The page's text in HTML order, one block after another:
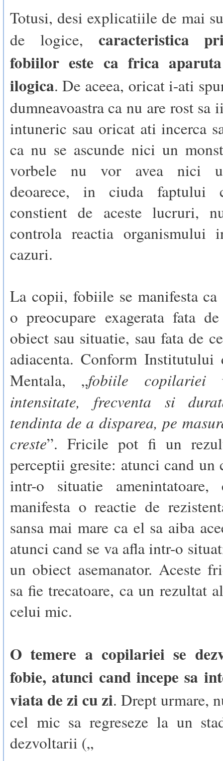
Totusi, desi explicatiile de mai
de logice, caracteristica
fobiilor este ca frica
ilogica. De aceea, oricat i-ati
dumneavoastra ca nu are rost sa
intuneric sau oricat ati incerca
ca nu se ascunde nici un
vorbele nu vor avea nici
deoarece, in ciuda faptului
constient de aceste lucruri,
controla reactia organismului
cazuri.
La copii, fobiile se manifesta
o preocupare exagerata fata
obiect sau situatie, sau fata de
adiacenta. Conform Institutului
Mentala, „fobiile copilariei
intensitate, frecventa si
tendinta de a disparea, pe
creste”. Fricile pot fi un
perceptii gresite: atunci cand un
intr-o situatie amenintatoare,
manifesta o reactie de
sansa mai mare ca el sa aiba
atunci cand se va afla intr-o
un obiect asemanator. Aceste
sa fie trecatoare, ca un rezultat
celui mic.
O temere a copilariei se
fobie, atunci cand incepe sa
viata de zi cu zi. Drept urmare,
cel mic sa regreseze la un
dezvoltarii („